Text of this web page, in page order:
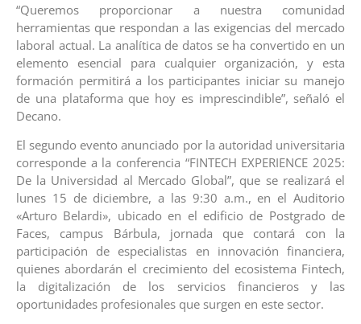
“Queremos proporcionar a nuestra comunidad
herramientas que respondan a las exigencias del mercado
laboral actual. La analítica de datos se ha convertido en un
elemento esencial para cualquier organización, y esta
formación permitirá a los participantes iniciar su manejo
de una plataforma que hoy es imprescindible”, señaló el
Decano.
El segundo evento anunciado por la autoridad universitaria
corresponde a la conferencia “FINTECH EXPERIENCE 2025:
De la Universidad al Mercado Global”, que se realizará el
lunes 15 de diciembre, a las 9:30 a.m., en el Auditorio
«Arturo Belardi», ubicado en el edificio de Postgrado de
Faces, campus Bárbula, jornada que contará con la
participación de especialistas en innovación financiera,
quienes abordarán el crecimiento del ecosistema Fintech,
la digitalización de los servicios financieros y las
oportunidades profesionales que surgen en este sector.